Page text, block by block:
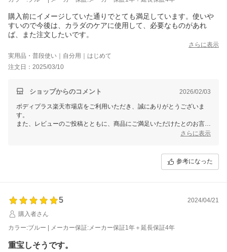
購入前にイメージしていた通りでとても満足しています。使いや
すいので今後は、カラダのケアに使用して、必要なものがあれ
ば、また注文したいです。
さらに表示
実用品・普段使い｜自分用｜はじめて
注文日：2025/03/10
ショップからのコメント 2026/02/03
ボディプラス楽天市場店をご利用いただき、誠にありがとうございま
す。
また、レビューのご投稿とともに、商品にご満足いただけたとのお言
葉、とても嬉しく思います！ご購入前のイメージ通りだったとのこと、
使いやすいと感じていただけた点も、スタッフ一同励みになります。ぜ
ひこのピラティスロールを使って、日々の身体のケアをサポートしても
い。これからもお客様のご期待に応えられるよう努めてまいります。今
後ともどうぞよろしくお願いいたします！
さらに表示
参考になった
5
2024/04/21
購入者さん
カラー:ブルー | メーカー保証:メーカー保証1年＋延長保証4年
重宝しそうです。